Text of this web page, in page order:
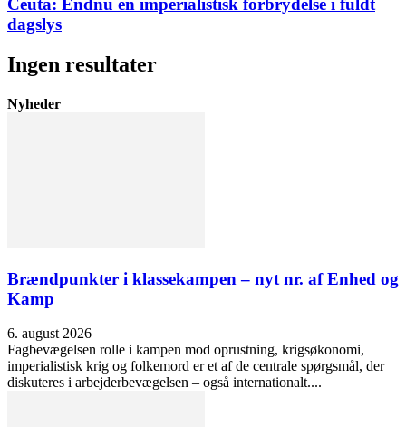
dagslys
Ingen resultater
Nyheder
Brændpunkter i klassekampen – nyt nr. af Enhed og
Kamp
6. august 2026
Fagbevægelsen rolle i kampen mod oprustning, krigsøkonomi,
imperialistisk krig og folkemord er et af de centrale spørgsmål, der
diskuteres i arbejderbevægelsen – også internationalt....